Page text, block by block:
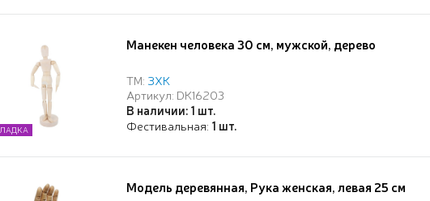
Манекен человека 30 см, мужской, дерево
ТМ: ЗХК
Артикул: DK16203
В наличии: 1 шт.
Фестивальная: 1 шт.
Модель деревянная, Рука женская, левая 25 см